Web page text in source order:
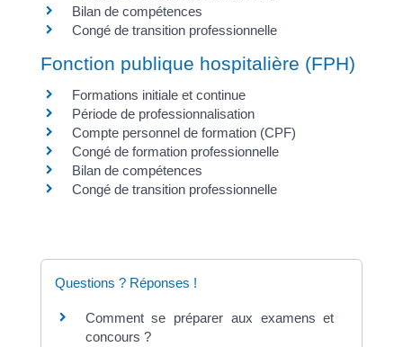
Bilan de compétences
Congé de transition professionnelle
Fonction publique hospitalière (FPH)
Formations initiale et continue
Période de professionnalisation
Compte personnel de formation (CPF)
Congé de formation professionnelle
Bilan de compétences
Congé de transition professionnelle
Questions ? Réponses !
Comment se préparer aux examens et
concours ?